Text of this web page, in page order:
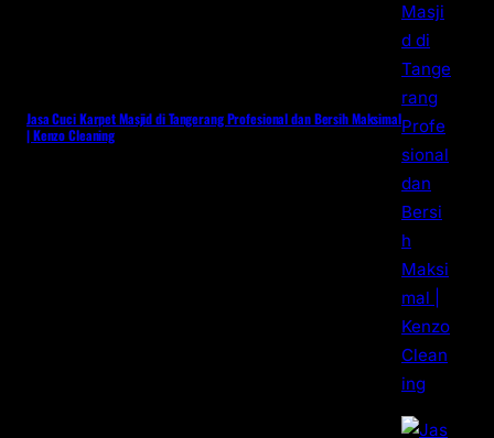
Jasa Cuci Karpet Masjid di Tangerang Profesional dan Bersih Maksimal
| Kenzo Cleaning